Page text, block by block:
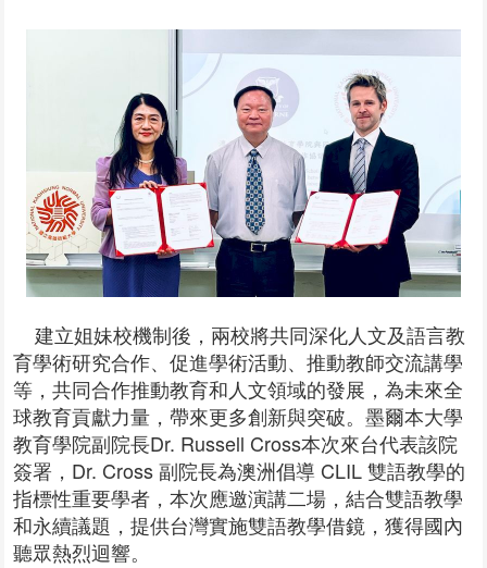
建立姐妹校機制後，兩校將共同深化人文及語言教
育學術研究合作、促進學術活動、推動教師交流講學
等，共同合作推動教育和人文領域的發展，為未來全
球教育貢獻力量，帶來更多創新與突破。墨爾本大學
教育學院副院長Dr. Russell Cross本次來台代表該院
簽署，Dr. Cross 副院長為澳洲倡導 CLIL 雙語教學的
指標性重要學者，本次應邀演講二場，結合雙語教學
和永續議題，提供台灣實施雙語教學借鏡，獲得國內
聽眾熱烈迴響。